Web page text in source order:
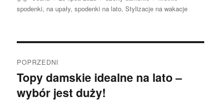
spodenki, na upały,spodenki na lato,Stylizacje na wakacje
wpisu
POPRZEDNI
Poprzedni
wpis:
Topy damskie idealne na lato –
wybór jest duży!